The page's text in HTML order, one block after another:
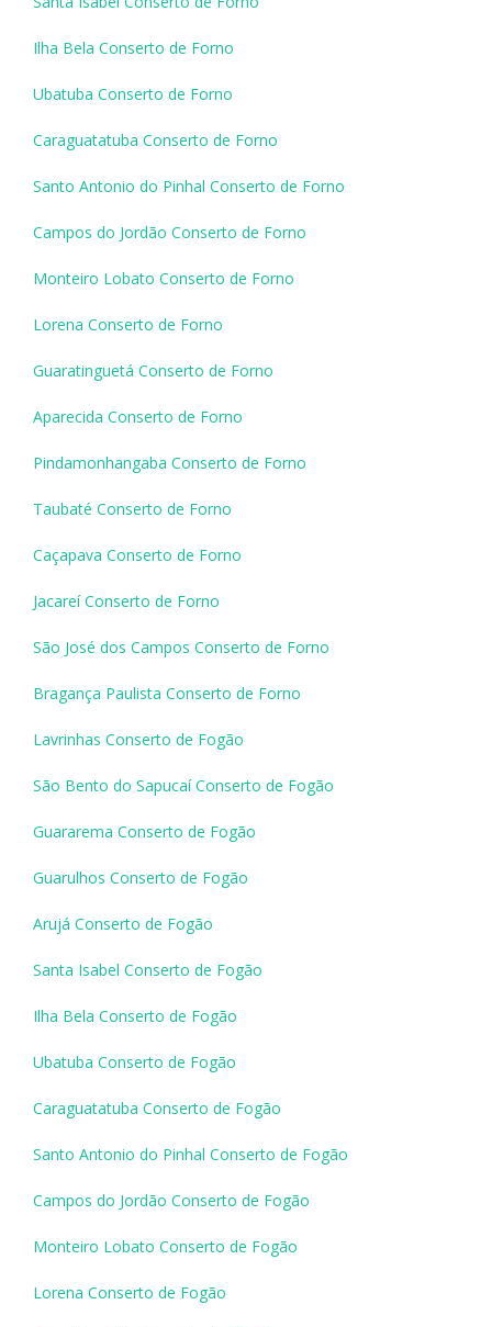
Ilha Bela Conserto de Forno
Ubatuba Conserto de Forno
Caraguatatuba Conserto de Forno
Santo Antonio do Pinhal Conserto de Forno
Campos do Jordão Conserto de Forno
Monteiro Lobato Conserto de Forno
Lorena Conserto de Forno
Guaratinguetá Conserto de Forno
Aparecida Conserto de Forno
Pindamonhangaba Conserto de Forno
Taubaté Conserto de Forno
Caçapava Conserto de Forno
Jacareí Conserto de Forno
São José dos Campos Conserto de Forno
Bragança Paulista Conserto de Forno
Lavrinhas Conserto de Fogão
São Bento do Sapucaí Conserto de Fogão
Guararema Conserto de Fogão
Guarulhos Conserto de Fogão
Arujá Conserto de Fogão
Santa Isabel Conserto de Fogão
Ilha Bela Conserto de Fogão
Ubatuba Conserto de Fogão
Caraguatatuba Conserto de Fogão
Santo Antonio do Pinhal Conserto de Fogão
Campos do Jordão Conserto de Fogão
Monteiro Lobato Conserto de Fogão
Lorena Conserto de Fogão